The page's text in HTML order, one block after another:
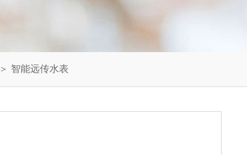
＞ 智能远传水表